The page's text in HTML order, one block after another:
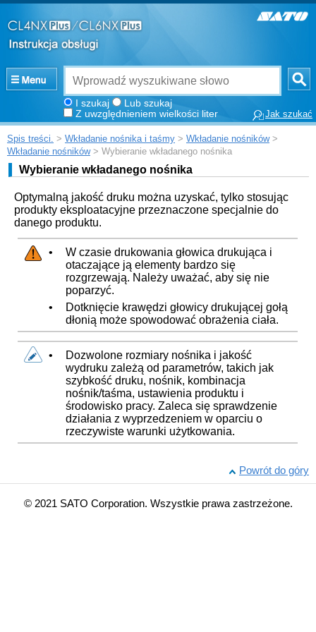
I szukaj
Lub szukaj
Z uwzględnieniem wielkości liter
Jak szukać
Spis treści. > Wkładanie nośnika i taśmy > Wkładanie nośników>
Wkładanie nośników> Wybieranie wkładanego nośnika
Wybieranie wkładanego nośnika
Optymalną jakość druku można uzyskać, tylko stosując
produkty eksploatacyjne przeznaczone specjalnie do
danego produktu.
•
W czasie drukowania głowica drukująca i
otaczające ją elementy bardzo się
rozgrzewają. Należy uważać, aby się nie
poparzyć.
•
Dotknięcie krawędzi głowicy drukującej gołą
dłonią może spowodować obrażenia ciała.
•
Dozwolone rozmiary nośnika i jakość
wydruku zależą od parametrów, takich jak
szybkość druku, nośnik, kombinacja
nośnik/taśma, ustawienia produktu i
środowisko pracy. Zaleca się sprawdzenie
działania z wyprzedzeniem w oparciu o
rzeczywiste warunki użytkowania.
Powrót do góry
© 2021 SATO Corporation. Wszystkie prawa zastrzeżone.